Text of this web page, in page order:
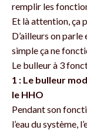
remplir les
Et là attention, ça
D’ailleurs on
simple ça ne
Le bulleur à 3
1 : Le bulleur
le HHO
Pendant son
l’eau du système,